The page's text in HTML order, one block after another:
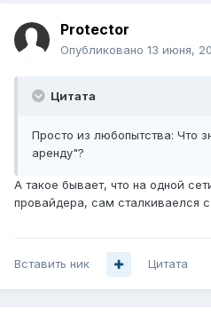
Protector
Опубликовано 13 июня,
Цитата
Просто из любопытства: Что
аренду"?
А такое бывает, что на одной
провайдера, сам сталкиваелся
Вставить ник Цитата